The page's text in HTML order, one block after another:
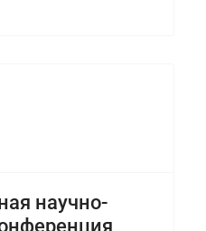
научно-